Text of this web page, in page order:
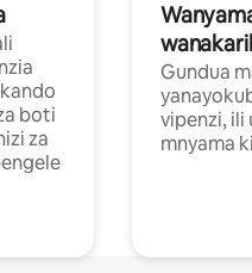
boti
za
Gundua
vipenzi, ili
mnyama